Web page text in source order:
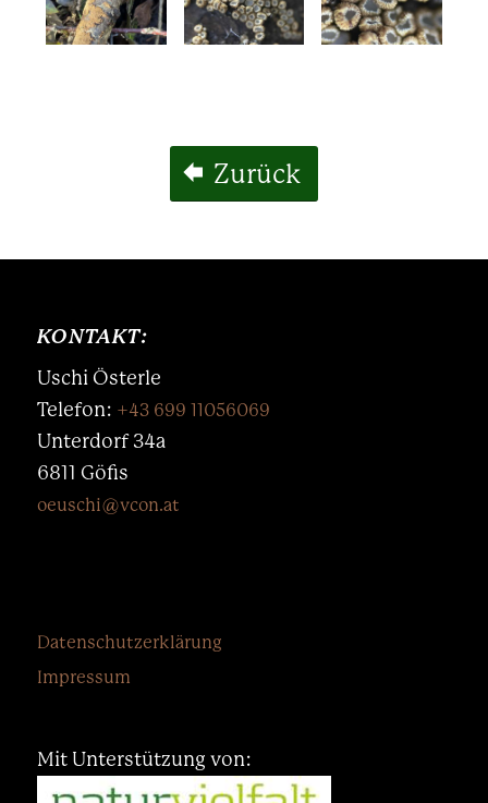
Zurück
KONTAKT:
Uschi Österle
Telefon: +43 699 11056069
Unterdorf 34a
6811 Göfis
oeuschi@vcon.at
Datenschutzerklärung
Impressum
Mit Unterstützung von: